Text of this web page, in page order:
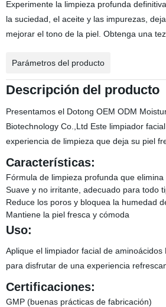
Experimente la limpieza profunda
la suciedad, el aceite y las impurezas,
mejorar el tono de la piel. Obtenga una
Parámetros del producto
Descripción del producto
Presentamos el Dotong OEM ODM
Biotechnology Co.,Ltd Este limpiador
experiencia de limpieza que deja su piel
Características:
Fórmula de limpieza profunda que
Suave y no irritante, adecuado para todo
Reduce los poros y bloquea la humedad
Mantiene la piel fresca y cómoda
Uso:
Aplique el limpiador facial de
para disfrutar de una experiencia
Certificaciones:
GMP (buenas prácticas de fabricación)